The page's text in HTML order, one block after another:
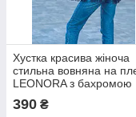
Хустка красива жіноча
стильна вовняна на
LEONORA з бахромою
темно - синього
390 ₴